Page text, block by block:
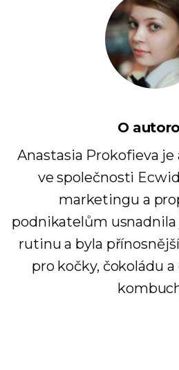
O
Anastasia Prokofieva
ve společnosti
marketingu a
podnikatelům
rutinu a byla
pro kočky, čokoládu